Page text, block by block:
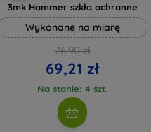
3mk Hammer szkło ochronne
Wykonane na miarę
76,90 zł
69,21 zł
Na stanie: 4 szt.